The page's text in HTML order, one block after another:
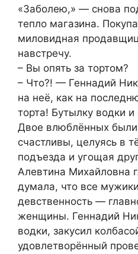
«Заболею,» — снова
тепло магазина.
миловидная
навстречу.
– Вы опять за тортом?
– Что?! — Геннадий
на неё, как на
торта! Бутылку водки
Двое влюблённых
счастливы, целуясь в
подъезда и угощая
Алевтина Михайловна
думала, что все
девственность —
женщины. Геннадий
водки, закусил
удовлетворённый